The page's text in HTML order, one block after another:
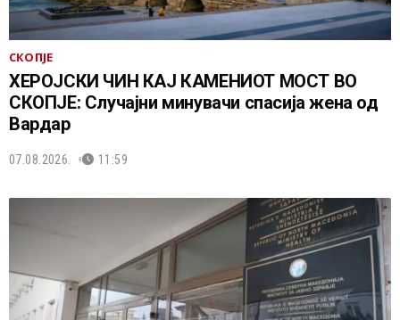
СКОПЈЕ
ХЕРОЈСКИ ЧИН КАЈ КАМЕНИОТ МОСТ ВО
СКОПЈЕ: Случајни минувачи спасија жена од
Вардар
07.08.2026. 11:59